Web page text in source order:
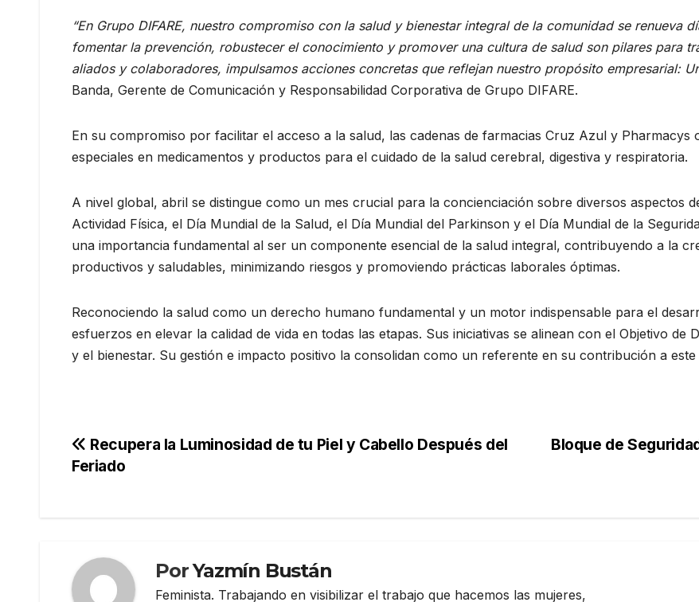
“En Grupo DIFARE, nuestro compromiso con la salud y bienestar integral de la comunidad se renueva
fomentar la prevención, robustecer el conocimiento y promover una cultura de salud son pilares para
aliados y colaboradores, impulsamos acciones concretas que reflejan nuestro propósito empresarial:
Banda, Gerente de Comunicación y Responsabilidad Corporativa de Grupo DIFARE.
En su compromiso por facilitar el acceso a la salud, las cadenas de farmacias Cruz Azul y Pharmacys
especiales en medicamentos y productos para el cuidado de la salud cerebral, digestiva y respiratoria.
A nivel global, abril se distingue como un mes crucial para la concienciación sobre diversos aspectos
Actividad Física, el Día Mundial de la Salud, el Día Mundial del Parkinson y el Día Mundial de la
una importancia fundamental al ser un componente esencial de la salud integral, contribuyendo a la
productivos y saludables, minimizando riesgos y promoviendo prácticas laborales óptimas.
Reconociendo la salud como un derecho humano fundamental y un motor indispensable para el
esfuerzos en elevar la calidad de vida en todas las etapas. Sus iniciativas se alinean con el Objetivo de
y el bienestar. Su gestión e impacto positivo la consolidan como un referente en su contribución a
Navegación
Bloque de
Recupera la Luminosidad de tu Piel y Cabello Después del
Feriado
PorYazmín Bustán
Feminista. Trabajando en visibilizar el trabajo que hacemos las mujeres,